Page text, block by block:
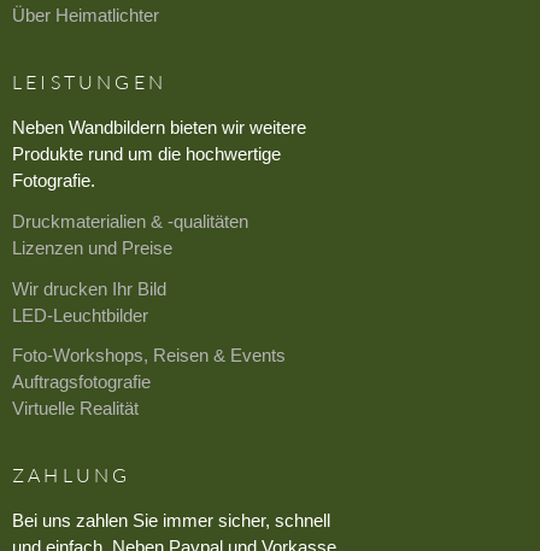
Über Heimatlichter
LEISTUNGEN
Neben Wandbildern bieten wir weitere
Produkte rund um die hochwertige
Fotografie.
Druckmaterialien & -qualitäten
Lizenzen und Preise
Wir drucken Ihr Bild
LED-Leuchtbilder
Foto-Workshops, Reisen & Events
Auftragsfotografie
Virtuelle Realität
ZAHLUNG
Bei uns zahlen Sie immer sicher, schnell